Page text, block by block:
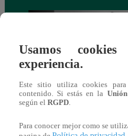
Muere exparticipante de
Usamos
experiencia.
Este sitio utiliza cookies
contenido. Si estás en la
según el RGPD
Para conocer mejor como se